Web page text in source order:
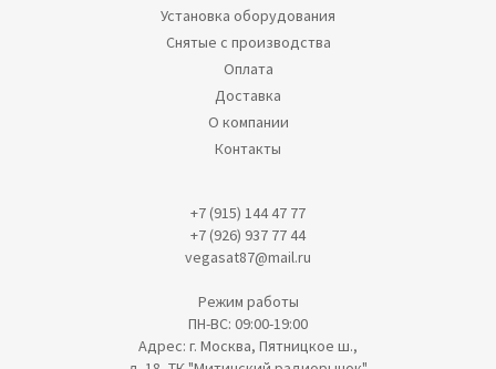
Установка оборудования
Снятые с производства
Оплата
Доставка
О компании
Контакты
+7 (915) 144 47 77
+7 (926) 937 77 44
vegasat87@mail.ru
Режим работы
ПН-ВС: 09:00-19:00
Адрес: г. Москва, Пятницкое ш.,